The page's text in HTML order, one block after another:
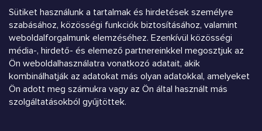
Sütiket használunk a tartalmak és hirdetések személyre
szabásához, közösségi funkciók biztosításához, valamint
weboldalforgalmunk elemzéséhez. Ezenkívül közösségi
média-, hirdető- és elemező partnereinkkel megosztjuk az
Ön weboldalhasználatra vonatkozó adatait, akik
kombinálhatják az adatokat más olyan adatokkal, amelyeket
Ön adott meg számukra vagy az Ön által használt más
szolgáltatásokból gyűjtöttek.
Árukereső.hu